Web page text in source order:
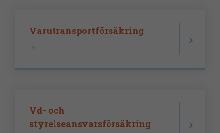
Varutransportförsäkring
Vd- och
styrelseansvarsförsäkring